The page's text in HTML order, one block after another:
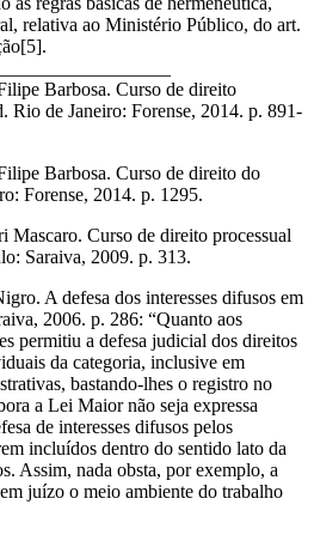
relativa ao Ministério Público, do art.
Barbosa. Curso de direito
Rio de Janeiro: Forense, 2014. p. 891-
Barbosa. Curso de direito do
Forense, 2014. p. 1295.
Curso de direito processual
Saraiva, 2009. p. 313.
A defesa dos interesses difusos em
2006. p. 286: “Quanto aos
permitiu a defesa judicial dos direitos
da categoria, inclusive em
bastando-lhes o registro no
a Lei Maior não seja expressa
de interesses difusos pelos
incluídos dentro do sentido lato da
Assim, nada obsta, por exemplo, a
juízo o meio ambiente do trabalho